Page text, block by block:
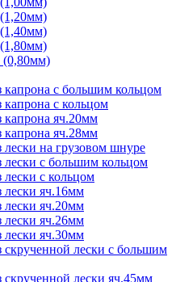
(0,80мм)
капрона с большим кольцом
капрона с кольцом
капрона яч.20мм
капрона яч.28мм
лески на грузовом шнуре
лески с большим кольцом
лески с кольцом
лески яч.16мм
лески яч.20мм
лески яч.26мм
лески яч.30мм
скрученной лески с большим
скрученной лески яч.45мм